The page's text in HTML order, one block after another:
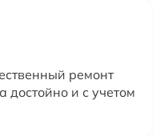
ремонт
достойно и с учетом